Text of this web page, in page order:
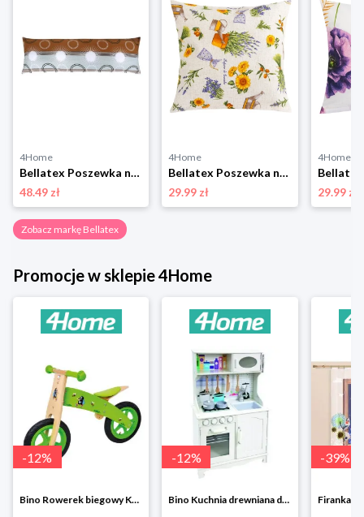
4Home
Bellatex Poszewka na poduszkę relaksacyjną Promień brązowy, 50 x 145 cm, 50 x 145 cm
48.49 zł
4Home
Bellatex Poszewka na poduszkę EMA Lawenda fioletowy, żółty, 45 x 45 cm
29.99 zł
4Home
29.99 zł
Zobacz markę Bellatex
Promocje w sklepie 4Home
-12%
Bino Rowerek biegowy Krecik
-12%
Bino Kuchnia drewniana dla dzieci Provence
-39%